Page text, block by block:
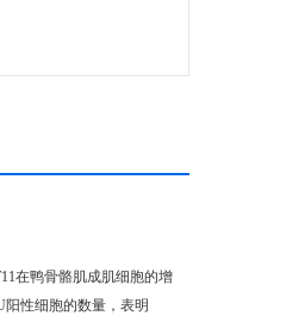
在鸭骨骼肌成肌细胞的增
性细胞的数量，表明